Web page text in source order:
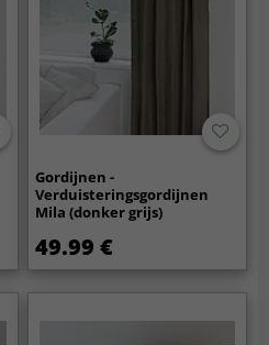
Gordijnen -
Verduisteringsgordijnen
Mila (donker grijs)
49.99 €